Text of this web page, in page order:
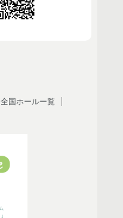
全国ホールー覧